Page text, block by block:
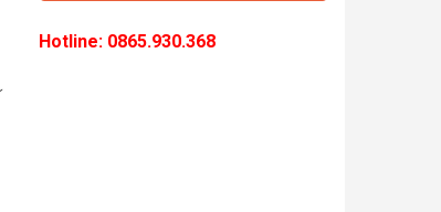
Hotline: 0865.930.368